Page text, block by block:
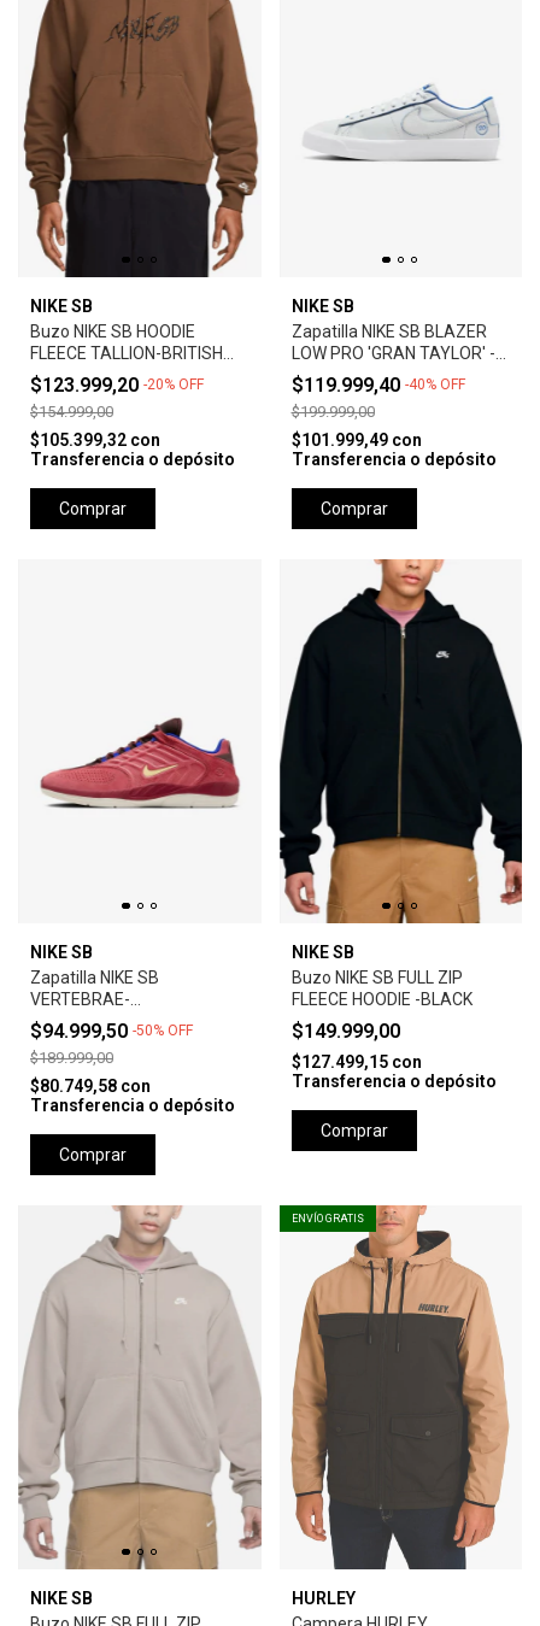
NIKE SB
Buzo NIKE SB HOODIE
FLEECE TALLION-BRITISH
TAN
$123.999,20 -20% OFF
$154.999,00
$105.399,32 con
Transferencia o depósito
Comprar
NIKE SB
Zapatilla NIKE SB BLAZER
LOW PRO 'GRAN TAYLOR' -
SUMMIT WHITE
$119.999,40 -40% OFF
$199.999,00
$101.999,49 con
Transferencia o depósito
Comprar
NIKE SB
Zapatilla NIKE SB
VERTEBRAE-
ADOBE/EARTH/NOBLE
RED/MELON TINT
$94.999,50 -50% OFF
$189.999,00
$80.749,58 con
Transferencia o depósito
Comprar
NIKE SB
Buzo NIKE SB FULL ZIP
FLEECE HOODIE -BLACK
$149.999,00
$127.499,15 con
Transferencia o depósito
Comprar
NIKE SB
ENVÍO GRATIS
HURLEY